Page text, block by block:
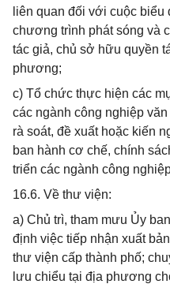
liên quan đối với cuộc biểu
chương trình phát sóng và
tác giả, chủ sở hữu quyền
phương;
c) Tổ chức thực hiện các
các ngành công nghiệp
rà soát, đề xuất hoặc kiến
ban hành cơ chế, chính
triển các ngành công
16.6. Về thư viện:
a) Chủ trì, tham mưu Ủy
định việc tiếp nhận xuất
thư viện cấp thành phố;
lưu chiểu tại địa phương